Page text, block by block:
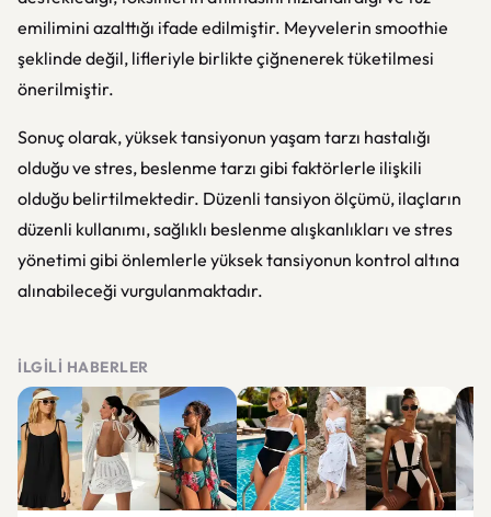
emilimini azalttığı ifade edilmiştir. Meyvelerin smoothie
şeklinde değil, lifleriyle birlikte çiğnenerek tüketilmesi
önerilmiştir.
Sonuç olarak, yüksek tansiyonun yaşam tarzı hastalığı
olduğu ve stres, beslenme tarzı gibi faktörlerle ilişkili
olduğu belirtilmektedir. Düzenli tansiyon ölçümü, ilaçların
düzenli kullanımı, sağlıklı beslenme alışkanlıkları ve stres
yönetimi gibi önlemlerle yüksek tansiyonun kontrol altına
alınabileceği vurgulanmaktadır.
İLGILI HABERLER